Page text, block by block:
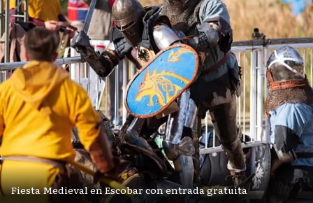
Fiesta Medieval en Escobar con entrada gratuita